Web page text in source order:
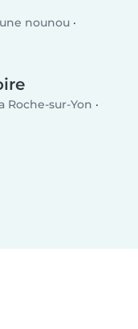
nounou
Roche-sur-Yon